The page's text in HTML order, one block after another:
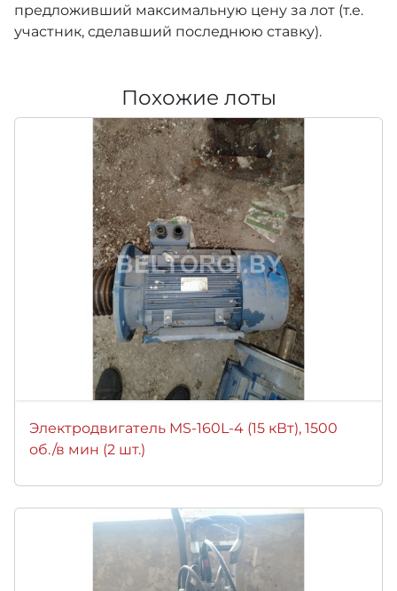
предложивший максимальную цену за лот (т.е.
участник, сделавший последнюю ставку).
Похожие лоты
Электродвигатель MS-160L-4 (15 кВт), 1500
об./в мин (2 шт.)